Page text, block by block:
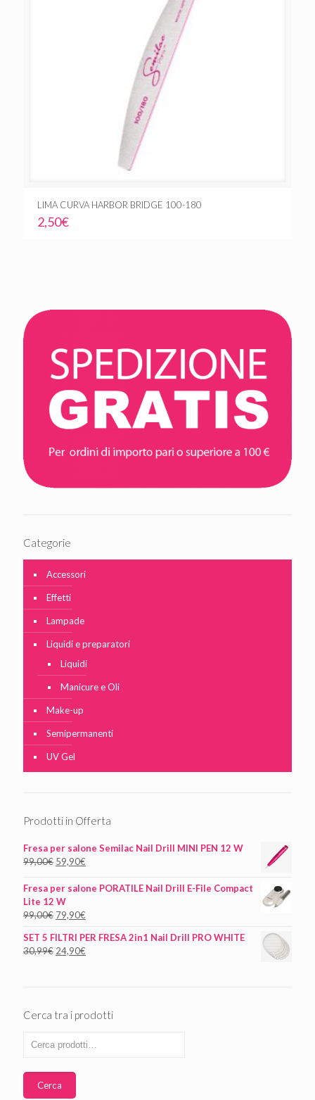
LIMA CURVA HARBOR BRIDGE 100-180
2,50€
Categorie
Accessori
Effetti
Lampade
Liquidi e preparatori
Liquidi
Manicure e Oli
Make-up
Semipermanenti
UV Gel
Prodotti in Offerta
Fresa per salone Semilac Nail Drill MINI PEN 12 W
99,00€ 59,90€
Fresa per salone PORATILE Nail Drill E-File Compact
Lite 12 W
99,00€ 79,90€
SET 5 FILTRI PER FRESA 2in1 Nail Drill PRO WHITE
30,99€ 24,90€
Cerca tra i prodotti
Cerca